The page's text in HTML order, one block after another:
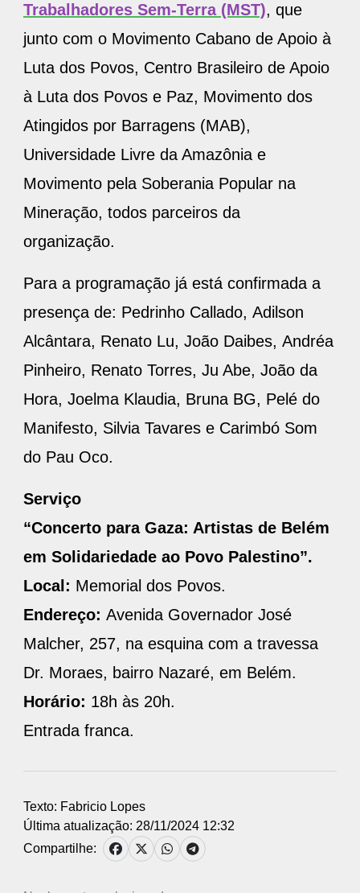
Trabalhadores Sem-Terra (MST), que
junto com o Movimento Cabano de Apoio à
Luta dos Povos, Centro Brasileiro de Apoio
à Luta dos Povos e Paz, Movimento dos
Atingidos por Barragens (MAB),
Universidade Livre da Amazônia e
Movimento pela Soberania Popular na
Mineração, todos parceiros da
organização.
Para a programação já está confirmada a
presença de: Pedrinho Callado, Adilson
Alcântara, Renato Lu, João Daibes, Andréa
Pinheiro, Renato Torres, Ju Abe, João da
Hora, Joelma Klaudia, Bruna BG, Pelé do
Manifesto, Silvia Tavares e Carimbó Som
do Pau Oco.
Serviço
“Concerto para Gaza: Artistas de Belém
em Solidariedade ao Povo Palestino”.
Local: Memorial dos Povos.
Endereço: Avenida Governador José
Malcher, 257, na esquina com a travessa
Dr. Moraes, bairro Nazaré, em Belém.
Horário: 18h às 20h.
Entrada franca.
Texto: Fabricio Lopes
Última atualização: 28/11/2024 12:32
Compartilhe: